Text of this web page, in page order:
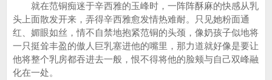
就在范铜痴迷于辛西雅的玉峰时，一阵阵酥麻的快感从乳
头上面散发开来，弄得辛西雅愈发情热难耐。只见她粉面通
红、媚眼如丝，情不自禁地抱紧范铜的头颈，像奶孩子似地将
一只挺耸丰盈的傲人巨乳塞进他的嘴里，那力道就好像是要让
他将整个乳房都吞进去一般，恨不得将他的脸颊与自己双峰融
化在一处。